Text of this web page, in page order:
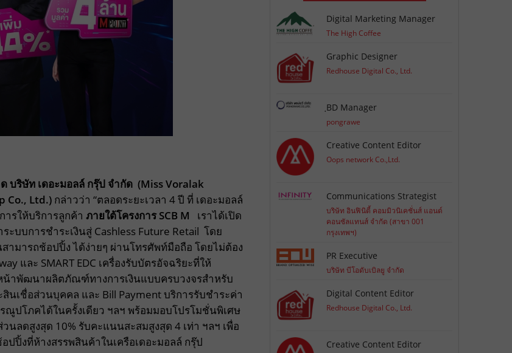
บริษัท เดอะมอลล์ กรุ๊ป จำกัด (Miss Voralak
Co., Ltd.) กล่าวว่า “ตลอดระยะเวลา 4 ปี ที่ เดอะมอลล์
รให้บริการลูกค้า ภายใต้โครงการSCB M เราได้เปิด
บบการชำระเงินสู่ Cashless Future Retail โดย
ามารถช้อปปิ้ง ได้ง่ายๆ ผ่านโทรศัพท์มือถือ โดยไม่ต้อง
และ SMART EDC เครื่องรับบัตรอัจฉริยะที่ให้
น้าพัฒนาผลิตภัณฑ์ทางการเงินแบบครบวงจรสำหรับ
เชื่อส่วนบุคคล และ Bill Payment บริการรับชำระค่า
ปโภคได้ในครั้งเดียว ฯลฯ พร้อมมอบโปรโมชั่นพิเศษ
ลดสูงสุด 10% รับคะแนนสะสมสูงสุด 4 เท่า ฯลฯ เพื่อ
ปิ้งที่ห้างสรรพสินค้าในเครือเดอะมอลล์ กรุ๊ป
Digital Marketing Manager
The High Coffee
Graphic Designer
Redhouse Digital Co., Ltd.
ฺBD Manager
pongrawe
Creative Content Editor
Oops network Co.,Ltd.
Communications Strategist
บริษัท อินฟินิตี้ คอมมิวนิเคชั่นส์ แอนด์
คอนซัลแทนส์ จำกัด (สาขา 001
กรุงเทพฯ)
PR Executive
บริษัท บีโอดับเบิลยู จำกัด
Digital Content Editor
Redhouse Digital Co., Ltd.
Creative Content Editor